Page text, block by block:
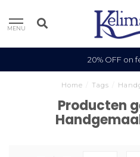
MENU
20% OFF on
Home Tags
Producten